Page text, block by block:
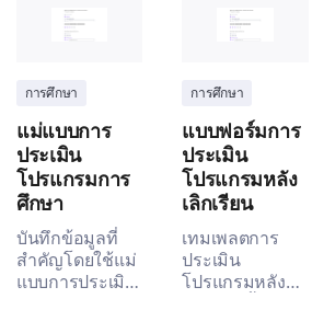
If you've reported a security
response you received?
Personal Experiences and
This final section invites your
การศึกษา
แม่แบบการ
ประเมิน
โปรแกรมการ
ศึกษา
บันทึกข้อมูลที่
สำคัญโดยใช้แม่
แบบการประเมิน
การศึกษา
แบบฟอร์มการ
ประเมิน
โปรแกรมหลัง
เลิกเรียน
เทมเพลตการ
ประเมิน
โปรแกรมหลัง